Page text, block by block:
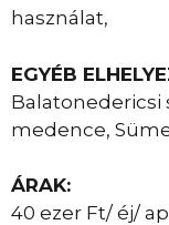
használat,
EGYÉB
Balatonedericsi
medence,
ÁRAK:
40 ezer Ft/ éj/